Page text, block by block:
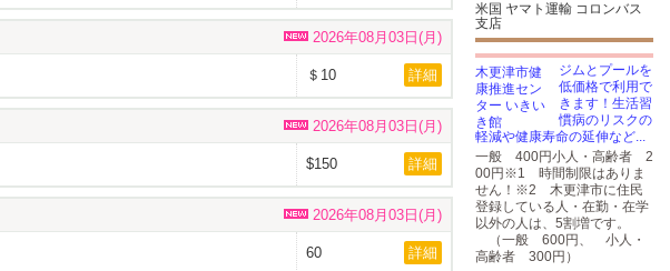
2026年08月03日(月)
＄10 詳細
2026年08月03日(月)
$150 詳細
2026年08月03日(月)
60 詳細
米国 ヤマト運輸 コロンバス
支店
ジムとプールを
低価格で利用で
きます！生活習
慣病のリスクの
軽減や健康寿命の延伸など...
一般 400円小人・高齢者 2
00円※1 時間制限はありま
せん！※2 木更津市に住民
登録している人・在勤・在学
以外の人は、5割増です。
（一般 600円、 小人・
高齢者 300円）